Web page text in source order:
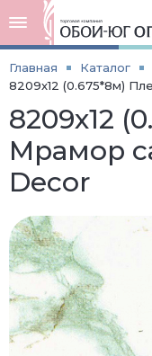
Главная
Каталог
8209х12 (0.675*8м)
8209х12
Мрамор
Decor